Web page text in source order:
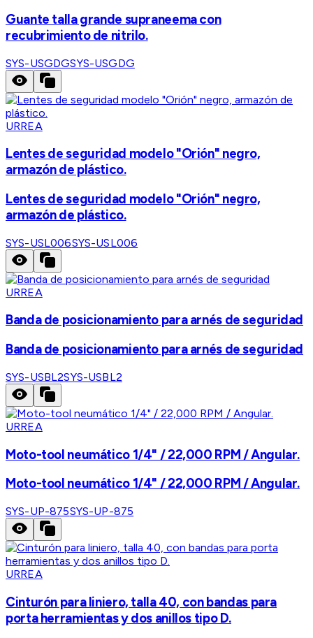
Guante talla grande supraneema con
recubrimiento de nitrilo.
SYS-USGDGSYS-USGDG
URREA
Lentes de seguridad modelo "Orión" negro,
armazón de plástico.
Lentes de seguridad modelo "Orión" negro,
armazón de plástico.
SYS-USL006SYS-USL006
URREA
Banda de posicionamiento para arnés de seguridad
Banda de posicionamiento para arnés de seguridad
SYS-USBL2SYS-USBL2
URREA
Moto-tool neumático 1/4" / 22,000 RPM / Angular.
Moto-tool neumático 1/4" / 22,000 RPM / Angular.
SYS-UP-875SYS-UP-875
URREA
Cinturón para liniero, talla 40, con bandas para
porta herramientas y dos anillos tipo D.